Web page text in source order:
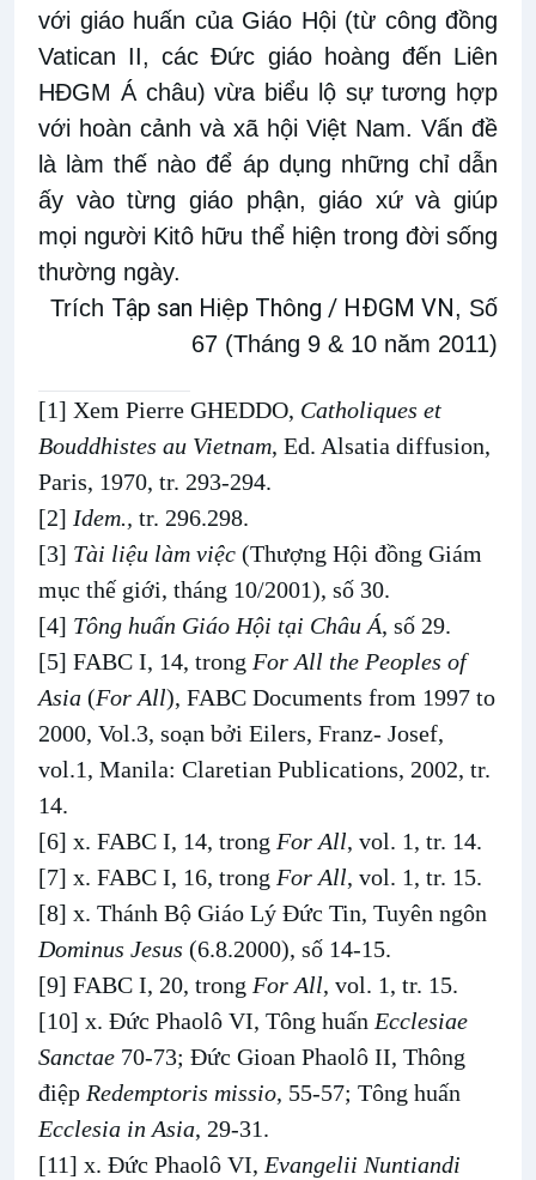
với giáo huấn của Giáo Hội (từ công đồng
Vatican II, các Đức giáo hoàng đến Liên
HĐGM Á châu) vừa biểu lộ sự tương hợp
với hoàn cảnh và xã hội Việt Nam. Vấn đề
là làm thế nào để áp dụng những chỉ dẫn
ấy vào từng giáo phận, giáo xứ và giúp
mọi người Kitô hữu thể hiện trong đời sống
thường ngày.
Trích Tập san Hiệp Thông / HĐGM VN, Số
67 (Tháng 9 & 10 năm 2011)
[1] Xem Pierre GHEDDO, Catholiques et
Bouddhistes au Vietnam, Ed. Alsatia diffusion,
Paris, 1970, tr. 293-294.
[2] Idem., tr. 296.298.
[3] Tài liệu làm việc (Thượng Hội đồng Giám
mục thế giới, tháng 10/2001), số 30.
[4] Tông huấn Giáo Hội tại Châu Á, số 29.
[5] FABC I, 14, trong For All the Peoples of
Asia (For All), FABC Documents from 1997 to
2000, Vol.3, soạn bởi Eilers, Franz- Josef,
vol.1, Manila: Claretian Publications, 2002, tr.
14.
[6] x. FABC I, 14, trong For All, vol. 1, tr. 14.
[7] x. FABC I, 16, trong For All, vol. 1, tr. 15.
[8] x. Thánh Bộ Giáo Lý Đức Tin, Tuyên ngôn
Dominus Jesus (6.8.2000), số 14-15.
[9] FABC I, 20, trong For All, vol. 1, tr. 15.
[10] x. Đức Phaolô VI, Tông huấn Ecclesiae
Sanctae 70-73; Đức Gioan Phaolô II, Thông
điệp Redemptoris missio, 55-57; Tông huấn
Ecclesia in Asia, 29-31.
[11] x. Đức Phaolô VI, Evangelii Nuntiandi